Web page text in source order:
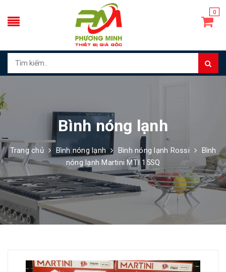
0
Bình nóng lạnh
Trang chủ Bình nóng lạnh Bình nóng lạnh Rossi
Bình
nóng lạnh Martini MTI 15SQ